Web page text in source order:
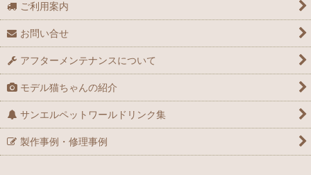
ご利用案内
お問い合せ
アフターメンテナンスについて
モデル猫ちゃんの紹介
サンエルペットワールドリンク集
製作事例・修理事例